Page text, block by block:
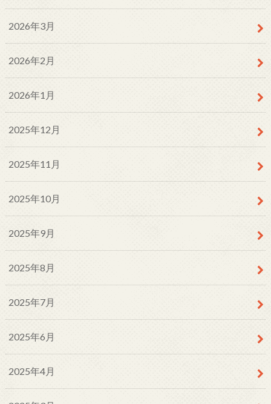
2026年3月
2026年2月
2026年1月
2025年12月
2025年11月
2025年10月
2025年9月
2025年8月
2025年7月
2025年6月
2025年4月